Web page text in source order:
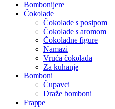
Bombonijere
Čokolade
Čokolade s posipom
Čokolade s aromom
Čokoladne figure
Namazi
Vruća čokolada
Za kuhanje
Bomboni
Čupavci
Draže bomboni
Frappe